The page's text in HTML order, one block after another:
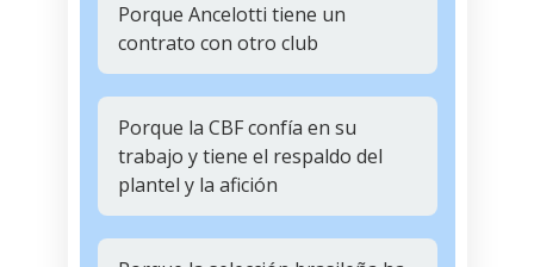
Porque Ancelotti tiene un
contrato con otro club
Porque la CBF confía en su
trabajo y tiene el respaldo del
plantel y la afición